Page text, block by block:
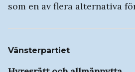
som en av flera alternativa
Vänsterpartiet